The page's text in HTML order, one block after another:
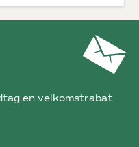
en velkomstrabat